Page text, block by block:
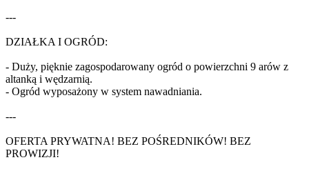
---
DZIAŁKA I OGRÓD:
- Duży, pięknie zagospodarowany ogród o powierzchni 9 arów z
altanką i wędzarnią.
- Ogród wyposażony w system nawadniania.
---
OFERTA PRYWATNA! BEZ POŚREDNIKÓW! BEZ
PROWIZJI!